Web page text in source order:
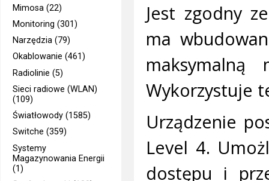
Mimosa (22)
Monitoring (301)
Narzędzia (79)
Okablowanie (461)
Radiolinie (5)
Sieci radiowe (WLAN)
(109)
Światłowody (1585)
Switche (359)
Systemy
Magazynowania Energii
(1)
Jest zgodny
ma
Wykorzystuje
Urządzenie
Level 4.
dostępu i